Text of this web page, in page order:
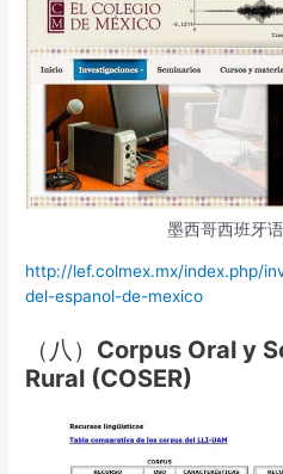
墨西哥西班牙
http://lef.colmex.mx/index.php/
del-espanol-de-mexico
（八） Corpus Oral y
Rural (COSER)